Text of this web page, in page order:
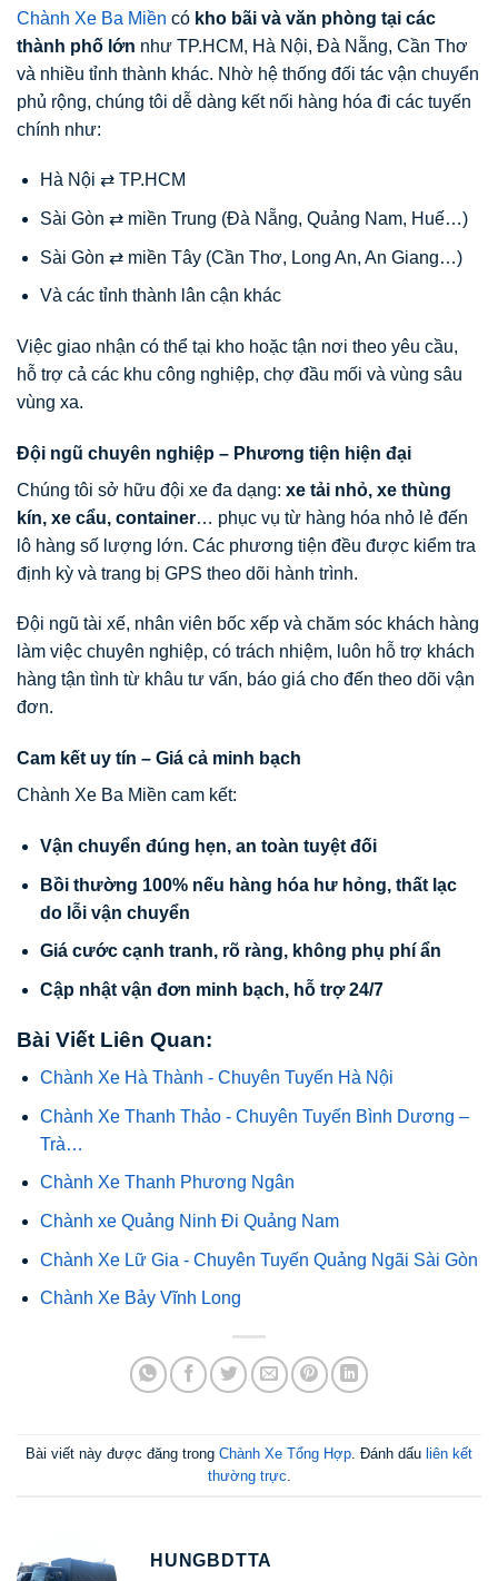
Chành Xe Ba Miền có kho bãi và văn phòng tại các
thành phố lớn như TP.HCM, Hà Nội, Đà Nẵng, Cần Thơ
và nhiều tỉnh thành khác. Nhờ hệ thống đối tác vận chuyển
phủ rộng, chúng tôi dễ dàng kết nối hàng hóa đi các tuyến
chính như:
Hà Nội ⇄ TP.HCM
Sài Gòn ⇄ miền Trung (Đà Nẵng, Quảng Nam, Huế…)
Sài Gòn ⇄ miền Tây (Cần Thơ, Long An, An Giang…)
Và các tỉnh thành lân cận khác
Việc giao nhận có thể tại kho hoặc tận nơi theo yêu cầu,
hỗ trợ cả các khu công nghiệp, chợ đầu mối và vùng sâu
vùng xa.
Đội ngũ chuyên nghiệp – Phương tiện hiện đại
Chúng tôi sở hữu đội xe đa dạng: xe tải nhỏ, xe thùng
kín, xe cẩu, container… phục vụ từ hàng hóa nhỏ lẻ đến
lô hàng số lượng lớn. Các phương tiện đều được kiểm tra
định kỳ và trang bị GPS theo dõi hành trình.
Đội ngũ tài xế, nhân viên bốc xếp và chăm sóc khách hàng
làm việc chuyên nghiệp, có trách nhiệm, luôn hỗ trợ khách
hàng tận tình từ khâu tư vấn, báo giá cho đến theo dõi vận
đơn.
Cam kết uy tín – Giá cả minh bạch
Chành Xe Ba Miền cam kết:
Vận chuyển đúng hẹn, an toàn tuyệt đối
Bồi thường 100% nếu hàng hóa hư hỏng, thất lạc
do lỗi vận chuyển
Giá cước cạnh tranh, rõ ràng, không phụ phí ẩn
Cập nhật vận đơn minh bạch, hỗ trợ 24/7
Bài Viết Liên Quan:
Chành Xe Hà Thành - Chuyên Tuyến Hà Nội
Chành Xe Thanh Thảo - Chuyên Tuyến Bình Dương –
Trà…
Chành Xe Thanh Phương Ngân
Chành xe Quảng Ninh Đi Quảng Nam
Chành Xe Lữ Gia - Chuyên Tuyến Quảng Ngãi Sài Gòn
Chành Xe Bảy Vĩnh Long
Bài viết này được đăng trong Chành Xe Tổng Hợp . Đánh dấu liên kết
thường trực
HUNGBDTTA